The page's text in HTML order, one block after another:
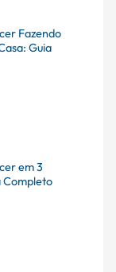
Fazendo
Guia
em 3
Completo